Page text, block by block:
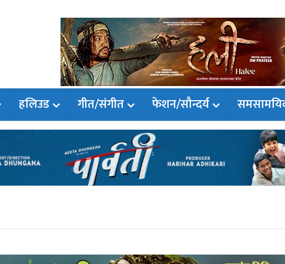
हलिउड गीत/संगीत फेशन/सौन्दर्य